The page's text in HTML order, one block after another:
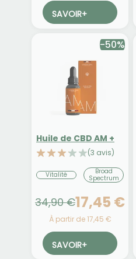
SAVOIR+
-50%
Huile de CBD AM +
(3 avis)
Vitalité
Broad
Spectrum
34,90 €17,45 €
À partir de 17,45 €
SAVOIR+